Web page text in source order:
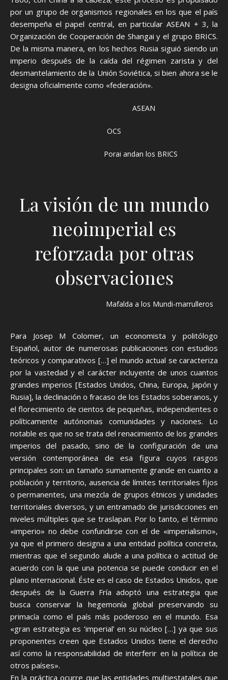
por un grupo de organismos regionales en los que el país
desempeña el papel central, en particular ASEAN + 3, la
Organización de Cooperación de Shangai y el grupo BRICS.
De la misma manera, en los hechos Rusia siguió siendo un
imperio después de la caída del régimen zarista y del
desmantelamiento de la Unión Soviética, si bien ahora se le
designa oficialmente como «federación».
ASEAN
OCS
Porai andan los BRICS
La visión de un mundo
neoimperial es
reforzada por otras
observaciones
Mafalda a los Mundi-marrulleros
Para Josep M Colomer, un economista y politólogo
Español, autor de numerosas publicaciones con estudios
teóricos y comparativos […] el mundo actual se caracteriza
por la vastedad y el carácter incluyente de unos cuantos
grandes imperios [Estados Unidos, China, Europa, Japón y
Rusia], la declinación o fracaso de los Estados soberanos, y
el florecimiento de cientos de pequeñas, independientes o
políticamente autónomas comunidades y naciones. Lo
notable es que no se trata del renacimiento de los grandes
imperios del pasado, sino de la configuración de una
versión contemporánea de esa figura cuyos rasgos
principales son: un tamaño sumamente grande en cuanto a
población y territorio, ausencia de límites territoriales fijos
o permanentes, una mezcla de grupos étnicos y unidades
territoriales diversos, y un entramado de jurisdicciones en
niveles múltiples que se traslapan. Por lo tanto, el término
«imperio» no debe confundirse con el de «imperialismo»,
ya que el primero designa a una entidad política concreta,
mientras que el segundo alude a una política o actitud de
acuerdo con la que una potencia se puede conducir en el
plano internacional. Éste es el caso de Estados Unidos, que
después de la Guerra Fría adoptó una estrategia que
busca conservar la hegemonía global preservando su
primacía como el país más poderoso en el mundo. Esa
«gran estrategia es ‘imperial’ en su núcleo […] ya que sus
proponentes creen que Estados Unidos tiene el derecho
así como la responsabilidad de interferir en la política de
otros países».
En la práctica ocurre que las entidades multiestatales que